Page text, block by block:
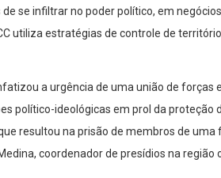
se infiltrar no poder político, em
utiliza estratégias de controle de
a urgência de uma união de
político-ideológicas em prol da proteção
resultou na prisão de membros de
coordenador de presídios na região